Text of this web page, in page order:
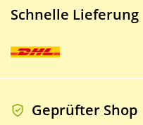
Schnelle Lieferung
Geprüfter Shop